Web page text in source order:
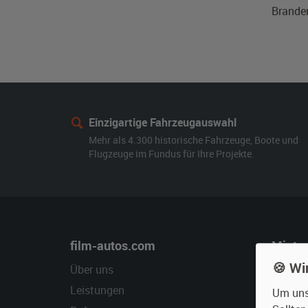
Einzigartige Fahrzeugauswahl
Mehr als 4.300 historische Fahrzeuge, Boote und
Flugzeuge im Fundus für Ihre Projekte.
film-autos.com
Über uns
Leistungen
🍪
Um